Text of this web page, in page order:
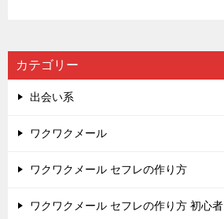
カテゴリー
出会い系
ワクワクメール
ワクワクメール セフレの作り方
ワクワクメール セフレの作り方 初心者